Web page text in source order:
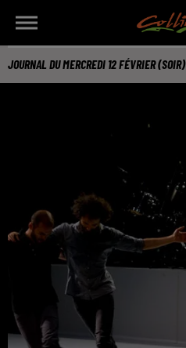
JOURNAL DU MERCREDI 12 FÉVRIER (SOIR)